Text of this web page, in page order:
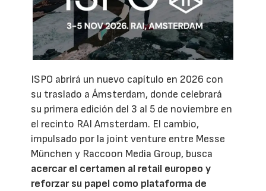
ISPO abrirá un nuevo capítulo en 2026 con
su traslado a Ámsterdam, donde celebrará
su primera edición del 3 al 5 de noviembre en
el recinto RAI Amsterdam. El cambio,
impulsado por la joint venture entre Messe
München y Raccoon Media Group, busca
acercar el certamen al retail europeo y
reforzar su papel como plataforma de